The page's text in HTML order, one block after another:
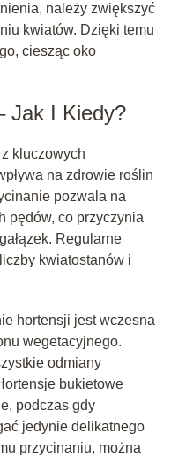
należy zwiększyć
kwiatów. Dzięki temu
ciesząc oko
Jak I Kiedy?
kluczowych
na zdrowie roślin
pozwala na
pędów, co przyczynia
Regularne
kwiatostanów i
hortensji jest wczesna
wegetacyjnego.
odmiany
bukietowe
podczas gdy
jedynie delikatnego
przycinaniu, można